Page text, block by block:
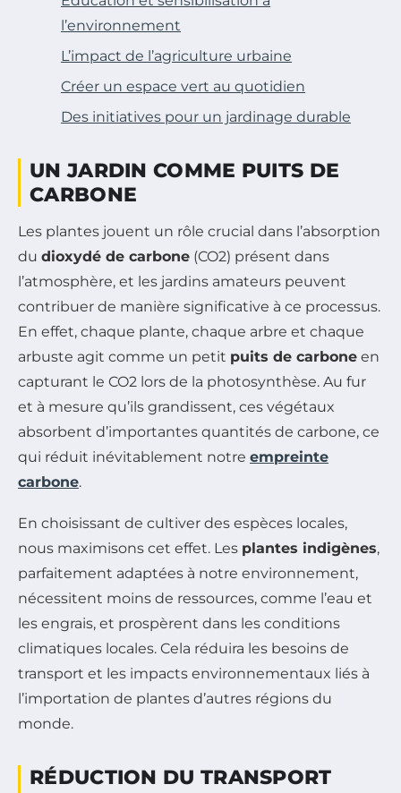
l’environnement
L’impact de l’agriculture urbaine
Créer un espace vert au quotidien
Des initiatives pour un jardinage durable
UN JARDIN COMME PUITS DE
CARBONE
Les plantes jouent un rôle crucial dans l’absorption
du dioxydé de carbone (CO2) présent dans
l’atmosphère, et les jardins amateurs peuvent
contribuer de manière significative à ce processus.
En effet, chaque plante, chaque arbre et chaque
arbuste agit comme un petit puits de carbone en
capturant le CO2 lors de la photosynthèse. Au fur
et à mesure qu’ils grandissent, ces végétaux
absorbent d’importantes quantités de carbone, ce
qui réduit inévitablement notre empreinte
carbone.
En choisissant de cultiver des espèces locales,
nous maximisons cet effet. Les plantes indigènes,
parfaitement adaptées à notre environnement,
nécessitent moins de ressources, comme l’eau et
les engrais, et prospèrent dans les conditions
climatiques locales. Cela réduira les besoins de
transport et les impacts environnementaux liés à
l’importation de plantes d’autres régions du
monde.
RÉDUCTION DU TRANSPORT